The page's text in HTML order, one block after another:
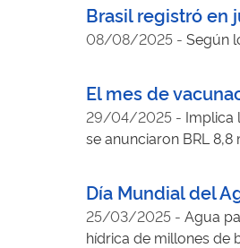
Brasil registró en
08/08/2025 - Según
El mes de
29/04/2025 - Implica
se anunciaron BRL
Día Mundial del
25/03/2025 - Agua
hídrica de millones de